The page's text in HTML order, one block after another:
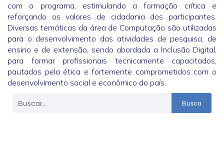
com o programa, estimulando a formação crítica e
reforçando os valores de cidadania dos participantes.
Diversas temáticas da área de Computação são utilizadas
para o desenvolvimento das atividades de pesquisa, de
ensino e de extensão, sendo abordada a Inclusão Digital,
para formar profissionais tecnicamente capacitados,
pautados pela ética e fortemente comprometidos com o
desenvolvimento social e econômico do país.
Busca